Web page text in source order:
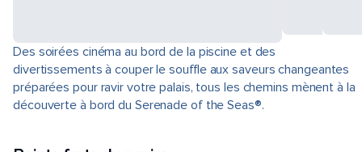
Des soirées cinéma au bord de la piscine et des
divertissements à couper le souffle aux saveurs changeantes
préparées pour ravir votre palais, tous les chemins mènent à la
découverte à bord du Serenade of the Seas®.